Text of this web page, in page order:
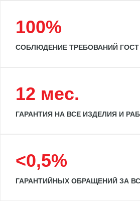
100%
СОБЛЮДЕНИЕ ТРЕБОВАНИЙ
12 мес.
ГАРАНТИЯ НА ВСЕ ИЗДЕЛИЯ И
<0,5%
ГАРАНТИЙНЫХ ОБРАЩЕНИЙ ЗА